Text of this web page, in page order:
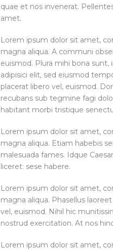
quae et nos invenerat.
amet.
Lorem ipsum dolor sit amet,
magna aliqua. A communi
euismod. Plura mihi bona
adipisici elit, sed eiusmod
placerat libero vel, euismod.
recubans sub tegmine fagi
habitant morbi tristique
Lorem ipsum dolor sit amet,
magna aliqua. Etiam habebis
malesuada fames. Idque
liceret: sese habere.
Lorem ipsum dolor sit amet,
magna aliqua. Phasellus
vel, euismod. Nihil hic
nostrud exercitation. At nos
Lorem ipsum dolor sit amet,